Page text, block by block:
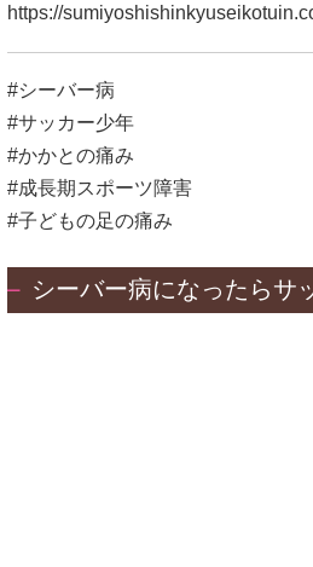
https://
#シーバー病
#サッカー少年
#かかとの痛み
#成長期スポーツ障害
#子どもの足の痛み
シーバー病になったらサ